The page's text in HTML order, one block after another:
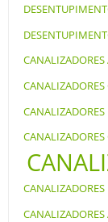
CANALIZADORES
CANALIZADORES